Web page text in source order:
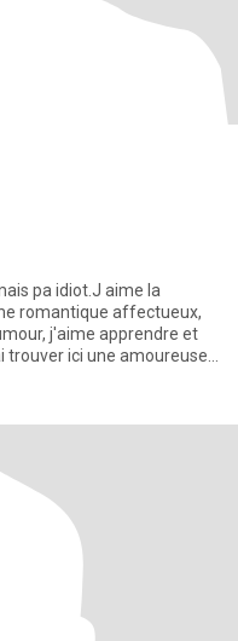
pa idiot.J aime la
romantique affectueux,
j'aime apprendre et
trouver ici une amoureuse